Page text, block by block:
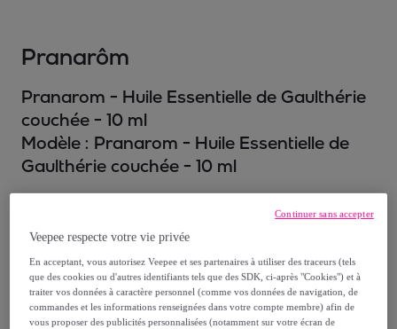
Pranarôm
Pranarom - Huile Essentielle de Gaulthérie
couchée - 10 ml
Modèle : Pranarom - Huile Essentielle de
Gaulthérie couchée - 10 ml
Vendu parI Natural Health
Veepee respecte votre vie privée
En acceptant, vous autorisez Veepee et ses partenaires à utiliser des traceurs (tels
que des cookies ou d'autres identifiants tels que des SDK, ci-après "Cookies") et à
traiter vos données à caractère personnel (comme vos données de navigation, de
commandes et les informations renseignées dans votre compte membre) afin de
vous proposer des publicités personnalisées (notamment sur votre écran de
Continuer sans accepter